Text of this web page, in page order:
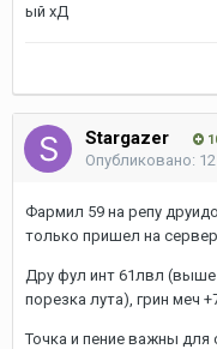
ый хД
Stargazer
Опубликовано:
Фармил 59 на репу
только пришел на сервер.
Дру фул инт 61лвл (выше
порезка лута), грин меч
Точка и пение важны для